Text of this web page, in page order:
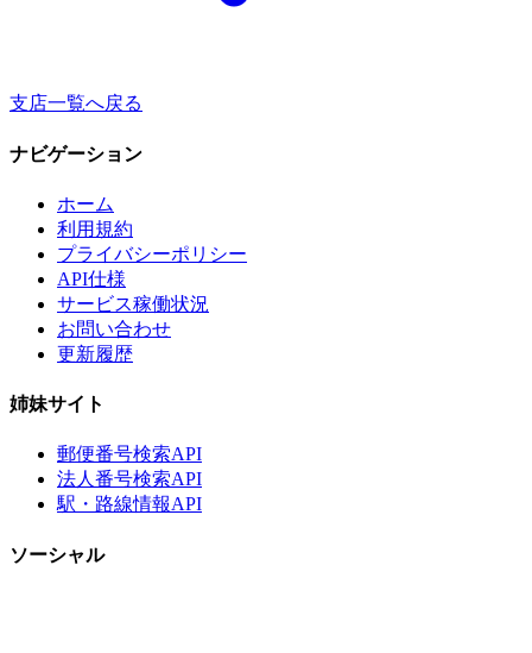
支店一覧へ戻る
ナビゲーション
ホーム
利用規約
プライバシーポリシー
API仕様
サービス稼働状況
お問い合わせ
更新履歴
姉妹サイト
郵便番号検索API
法人番号検索API
駅・路線情報API
ソーシャル